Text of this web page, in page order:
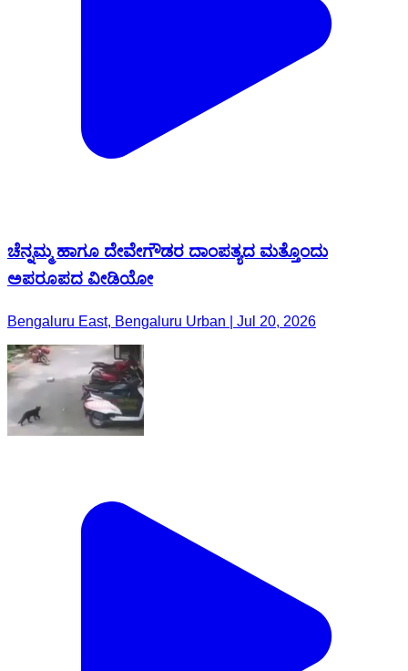
ಚೆನ್ನಮ್ಮ ಹಾಗೂ ದೇವೇಗೌಡರ ದಾಂಪತ್ಯದ ಮತ್ತೊಂದು
ಅಪರೂಪದ ವೀಡಿಯೋ
Bengaluru East, Bengaluru Urban | Jul 20, 2026